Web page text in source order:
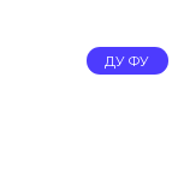
ДУ ФУ